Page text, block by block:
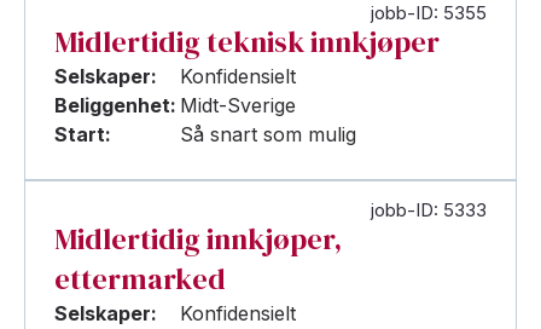
jobb-ID: 5355
Midlertidig teknisk innkjøper
Selskaper:
Konfidensielt
Beliggenhet: Midt-Sverige
Start:
Så snart som mulig
jobb-ID: 5333
Midlertidig innkjøper,
ettermarked
Selskaper:
Konfidensielt